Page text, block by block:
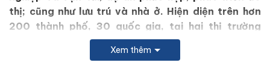
thị; cũng như lưu trú và nhà ở. Hiện diện trên hơn
200 thành phố, 30 quốc gia, tại hai thị trường
chính là Singapore và Trung Quốc, đã và đang tiếp
tục mở rộng sang các thị trường trọng điểm như Ấn
Xem thêm